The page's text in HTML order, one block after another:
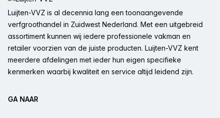
Luijten-VVZ is al decennia lang een toonaangevende
verfgroothandel in Zuidwest Nederland. Met een uitgebreid
assortiment kunnen wij iedere professionele vakman en
retailer voorzien van de juiste producten. Luijten-VVZ kent
meerdere afdelingen met ieder hun eigen specifieke
kenmerken waarbij kwaliteit en service altijd leidend zijn.
GA NAAR